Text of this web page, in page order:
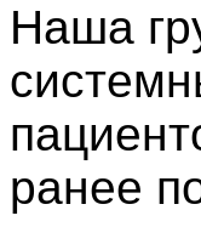
Наша
ранее